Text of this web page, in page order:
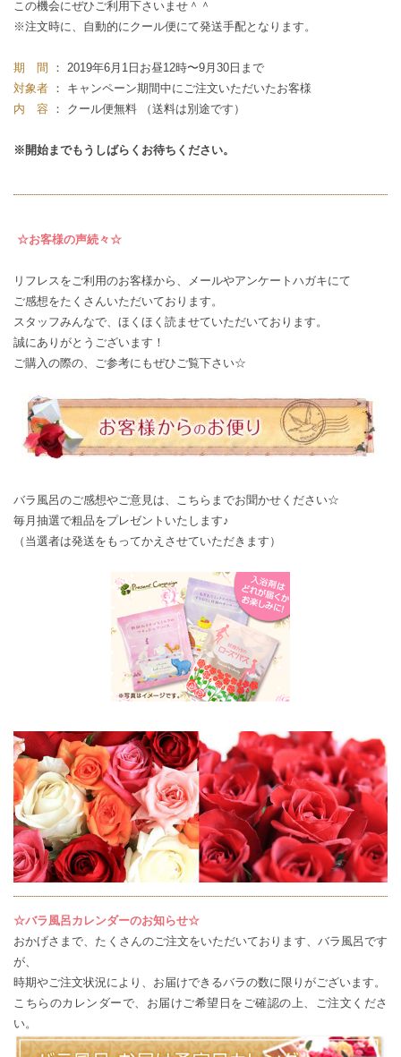
この機会にぜひご利用下さいませ＾＾
※注文時に、自動的にクール便にて発送手配となります。
期 間
： 2019年6月1日お昼12時〜9月30日まで
対象者 ： キャンペーン期間中にご注文いただいたお客様
内 容
： クール便無料 （送料は別途です）
※開始までもうしばらくお待ちください。
☆お客様の声続々☆
リフレスをご利用のお客様から、メールやアンケートハガキにて
ご感想をたくさんいただいております。
スタッフみんなで、ほくほく読ませていただいております。
誠にありがとうございます！
ご購入の際の、ご参考にもぜひご覧下さい☆
バラ風呂のご感想やご意見は、 こちら までお聞かせください☆
毎月抽選で粗品をプレゼントいたします♪
（当選者は発送をもってかえさせていただきます）
☆バラ風呂カレンダーのお知らせ☆
おかげさまで、たくさんのご注文をいただいております、バラ風呂です
が、
時期やご注文状況により、お届けできるバラの数に限りがございます。
こちらのカレンダーで、お届けご希望日をご確認の上、ご注文くださ
い。